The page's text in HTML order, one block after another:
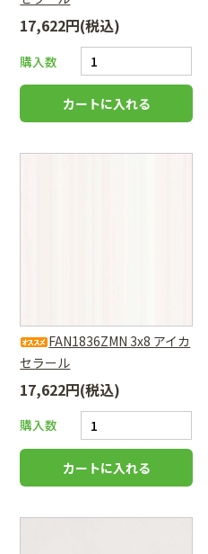
17,622円(税込)
購入数
FAN1836ZMN 3x8 アイカ
セラール
17,622円(税込)
購入数